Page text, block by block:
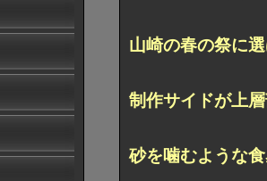
山崎の春の祭に
制作サイドが上層
砂を噛むような